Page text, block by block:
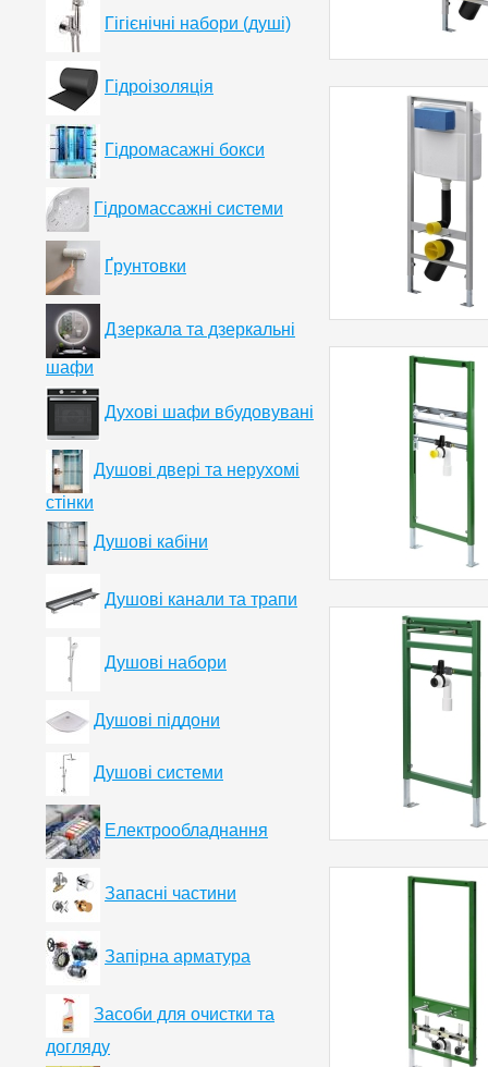
Гігієнічні набори (душі)
Гідроізоляція
Гідромасажні бокси
Гідромассажні системи
Ґрунтовки
Дзеркала та дзеркальні
шафи
Духові шафи вбудовувані
Душові двері та нерухомі
стінки
Душові кабіни
Душові канали та трапи
Душові набори
Душові піддони
Душові системи
Електрообладнання
Запасні частини
Запірна арматура
Засоби для очистки та
догляду